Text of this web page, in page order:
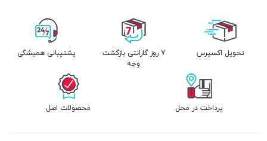
تحویل اکسپرس
7 روز گارانتی بازگشت
وجه
پشتیبانی همیشگی
پرداخت در محل محصولات اصل